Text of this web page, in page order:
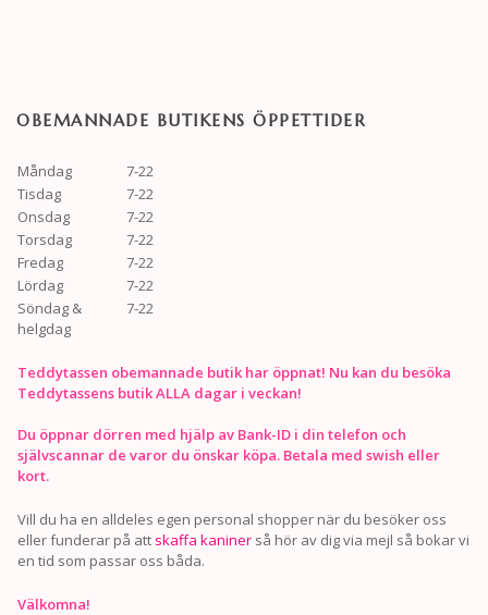
OBEMANNADE BUTIKENS ÖPPETTIDER
Måndag
7-22
Tisdag
7-22
Onsdag
7-22
Torsdag
7-22
Fredag
7-22
Lördag
7-22
Söndag &
helgdag
7-22
Teddytassen obemannade butik har öppnat! Nu kan du besöka
Teddytassens butik ALLA dagar i veckan!
Du öppnar dörren med hjälp av Bank-ID i din telefon och
självscannar de varor du önskar köpa. Betala med swish eller
kort.
Vill du ha en alldeles egen personal shopper när du besöker oss
eller funderar på att skaffa kaniner så hör av dig via mejl så bokar vi
en tid som passar oss båda.
Välkomna!